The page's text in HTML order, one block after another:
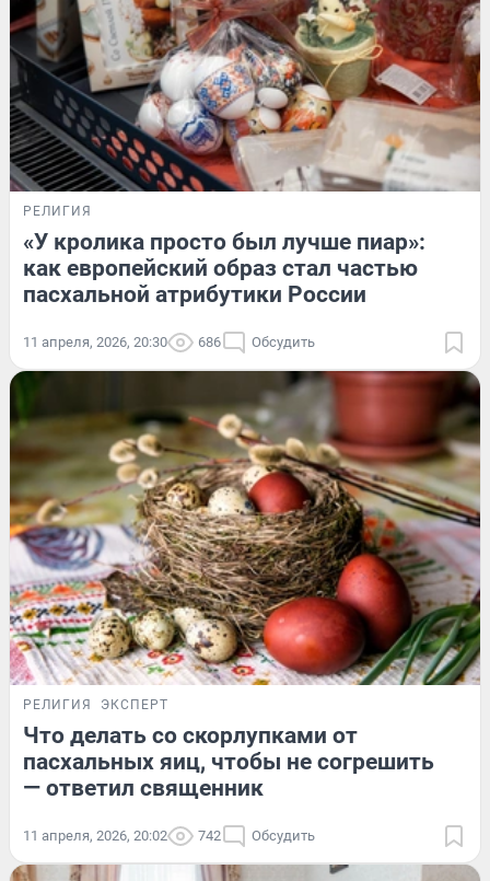
РЕЛИГИЯ
«У кролика просто был лучше пиар»:
как европейский образ стал частью
пасхальной атрибутики России
11 апреля, 2026, 20:30 686 Обсудить
РЕЛИГИЯ ЭКСПЕРТ
Что делать со скорлупками от
пасхальных яиц, чтобы не согрешить
— ответил священник
11 апреля, 2026, 20:02 742 Обсудить